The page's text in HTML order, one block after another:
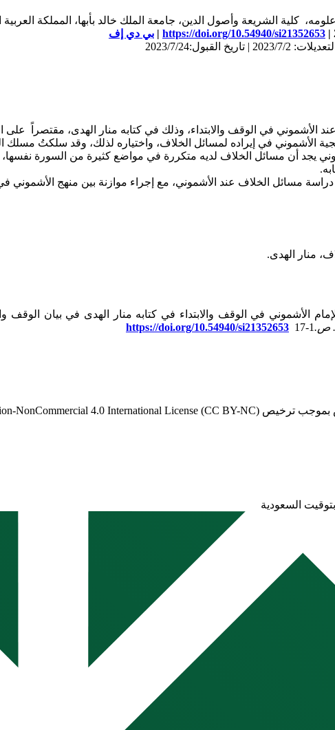
كلية الشريعة وأصول الدين، جامعة الملك خالد بأبها، المملكة العربية
|
https://doi.org/10.54940/si21352653
| بي دي إف
الأشموني في الوقف والابتداء، وذلك في كتابه منار الهدى، مقتصراً على
الأشموني في إيراده لمسائل الخلاف، واختياره لذلك، وقد سلكتُ مسلك
يجد أن مسائل الخلاف لديه متكررة في مواضع كثيرة من السورة نفسها،
مسائل الخلاف عند الأشموني، مع إجراء موازنة بين منهج الأشموني
منار الهدى.
1-17
https://doi.org/10.54940/si21352653